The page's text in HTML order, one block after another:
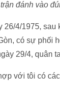
đánh vào
26/4/1975, sau
có sự phối
29/4, quân
với tôi có